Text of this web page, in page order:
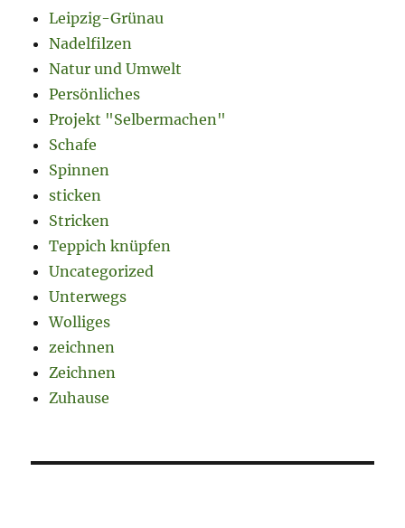
Leipzig-Grünau
Nadelfilzen
Natur und Umwelt
Persönliches
Projekt "Selbermachen"
Schafe
Spinnen
sticken
Stricken
Teppich knüpfen
Uncategorized
Unterwegs
Wolliges
zeichnen
Zeichnen
Zuhause